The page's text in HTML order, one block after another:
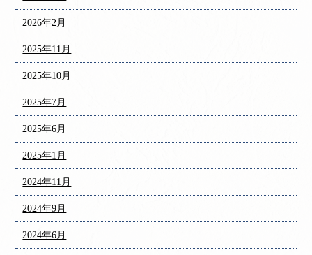
2026年2月
2025年11月
2025年10月
2025年7月
2025年6月
2025年1月
2024年11月
2024年9月
2024年6月